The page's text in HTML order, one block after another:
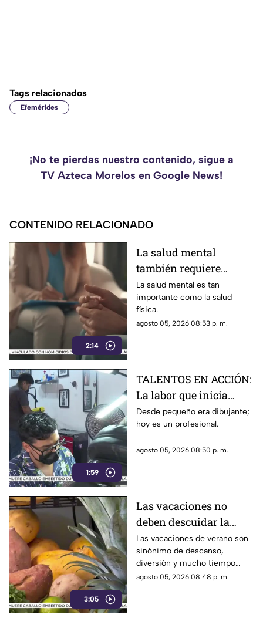
Tags relacionados
Efemérides
¡No te pierdas nuestro contenido, sigue a
TV Azteca Morelos en Google News!
CONTENIDO RELACIONADO
2:14
La salud mental
también requiere
atención
La salud mental es tan
importante como la salud
física.
agosto 05, 2026 08:53 p. m.
1:59
TALENTOS EN ACCIÓN:
La labor que inicia
desde la creatividad
Desde pequeño era dibujante;
hoy es un profesional.
agosto 05, 2026 08:50 p. m.
3:05
Las vacaciones no
deben descuidar la
alimentación infantil
Las vacaciones de verano son
sinónimo de descanso,
diversión y mucho tiempo
libre.
agosto 05, 2026 08:48 p. m.